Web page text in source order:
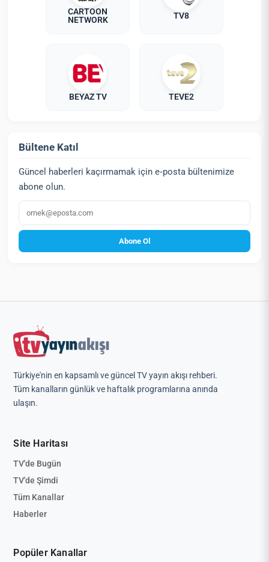
CARTOON
NETWORK
TV8
BEYAZ TV TEVE2
Bültene Katıl
Güncel haberleri kaçırmamak için e‑posta bültenimize
abone olun.
E‑posta
Abone Ol
Türkiye'nin en kapsamlı ve güncel TV yayın akışı rehberi.
Tüm kanalların günlük ve haftalık programlarına anında
ulaşın.
Site Haritası
TV'de Bugün
TV'de Şimdi
Tüm Kanallar
Haberler
Popüler Kanallar